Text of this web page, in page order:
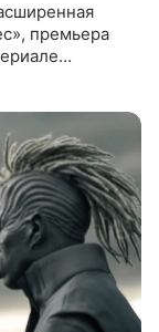
премьера